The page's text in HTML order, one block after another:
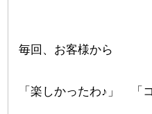
毎回、お客様から
「楽しかったわ♪」 「